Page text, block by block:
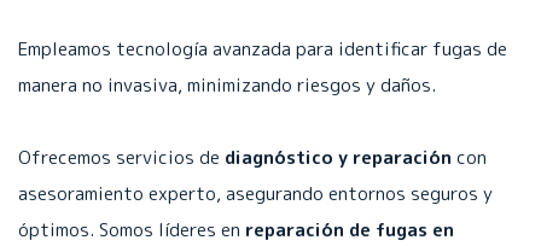
Empleamos tecnología avanzada para identificar fugas de
manera no invasiva, minimizando riesgos y daños.
Ofrecemos servicios de diagnóstico y reparación con
asesoramiento experto, asegurando entornos seguros y
óptimos. Somos líderes en reparación de fugas en